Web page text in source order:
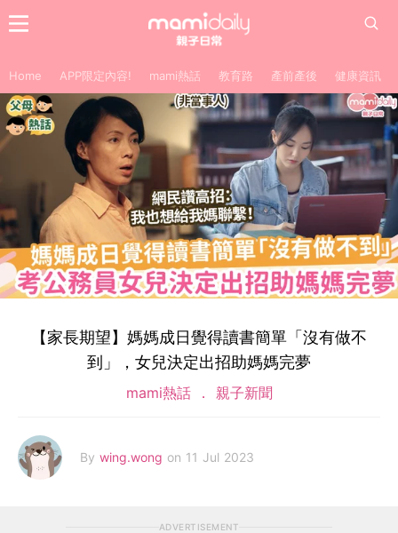
Home APP限定內容! mami熱話 教育路 產前產後 健康資訊
【家長期望】媽媽成日覺得讀書簡單「沒有做不
到」，女兒決定出招助媽媽完夢
mami熱話 親子新聞
By wing.wong on 11 Jul 2023
ADVERTISEMENT